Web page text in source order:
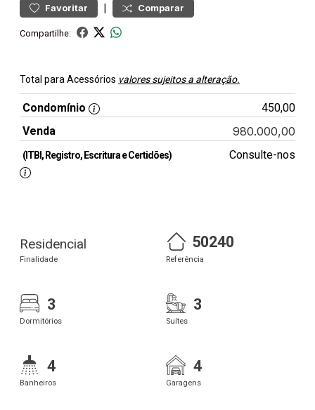
Favoritar | Comparar
Compartilhe:
Total para Acessórios valores sujeitos a alteração.
Condomínio
450,00
Venda
980.000,00
(ITBI, Registro, Escritura e Certidões) Consulte-nos
Residencial
Finalidade
50240
Referência
3
Dormitórios
3
Suítes
4
Banheiros
4
Garagens